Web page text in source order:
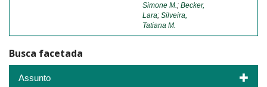
Simone M.; Becker,
Lara; Silveira,
Tatiana M.
Busca facetada
Assunto